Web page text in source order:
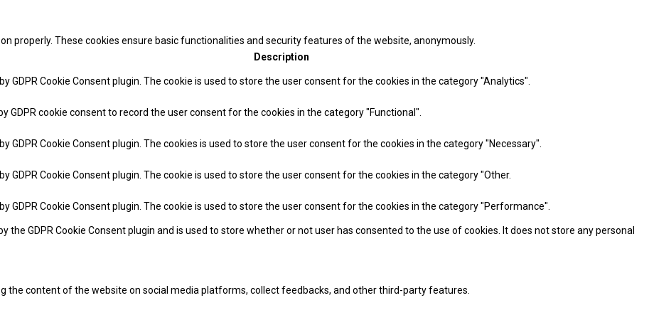
properly. These cookies ensure basic functionalities and security features of the website, anonymously.
Description
GDPR Cookie Consent plugin. The cookie is used to store the user consent for the cookies in the category "Analytics".
GDPR cookie consent to record the user consent for the cookies in the category "Functional".
GDPR Cookie Consent plugin. The cookies is used to store the user consent for the cookies in the category "Necessary".
GDPR Cookie Consent plugin. The cookie is used to store the user consent for the cookies in the category "Other.
GDPR Cookie Consent plugin. The cookie is used to store the user consent for the cookies in the category "Performance".
the GDPR Cookie Consent plugin and is used to store whether or not user has consented to the use of cookies. It does not store any personal
the content of the website on social media platforms, collect feedbacks, and other third-party features.